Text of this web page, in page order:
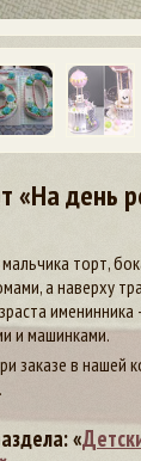
«На день
торт,
а наверху
именинника
и машинками.
заказе в нашей
.
«